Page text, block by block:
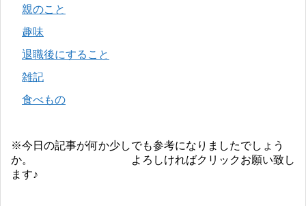
親のこと
趣味
退職後にすること
雑記
食べもの
※今日の記事が何か少しでも参考になりましたでしょう
か。 よろしければクリックお願い致し
ます♪